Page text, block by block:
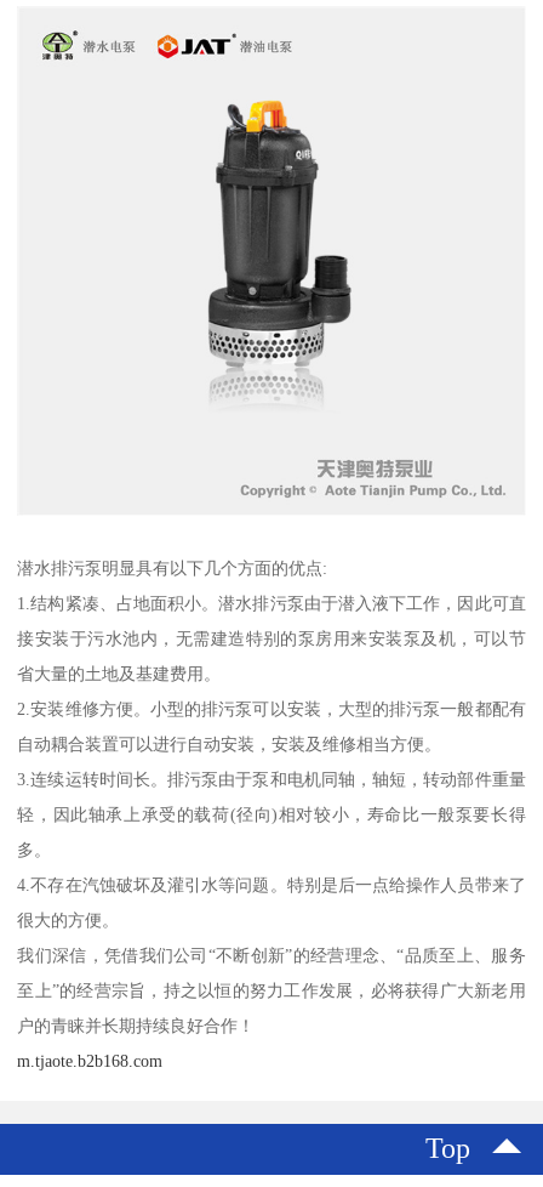
潜水排污泵明显具有以下几个方面的优点:
1.结构紧凑、占地面积小。潜水排污泵由于潜入液下工作，因此可直
接安装于污水池内，无需建造特别的泵房用来安装泵及机，可以节
省大量的土地及基建费用。
2.安装维修方便。小型的排污泵可以安装，大型的排污泵一般都配有
自动耦合装置可以进行自动安装，安装及维修相当方便。
3.连续运转时间长。排污泵由于泵和电机同轴，轴短，转动部件重量
轻，因此轴承上承受的载荷(径向)相对较小，寿命比一般泵要长得
多。
4.不存在汽蚀破坏及灌引水等问题。特别是后一点给操作人员带来了
很大的方便。
我们深信，凭借我们公司“不断创新”的经营理念、“品质至上、服务
至上”的经营宗旨，持之以恒的努力工作发展，必将获得广大新老用
户的青睐并长期持续良好合作！
m.tjaote.b2b168.com
Top